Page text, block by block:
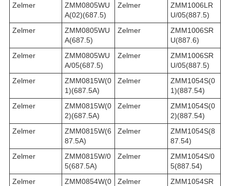
Zelmer
ZMM0805WU
A(02)(687.5)
Zelmer
ZMM1006LR
U/05(887.5)
Zelmer
ZMM0805WU
A(687.5)
Zelmer
ZMM1006SR
U(887.6)
Zelmer
ZMM0805WU
A/05(687.5)
Zelmer
ZMM1006SR
U/05(887.5)
Zelmer
ZMM0815W(0
1)(687.5A)
Zelmer
ZMM1054S(0
1)(887.54)
Zelmer
ZMM0815W(0
2)(687.5A)
Zelmer
ZMM1054S(0
2)(887.54)
Zelmer
ZMM0815W(6
87.5A)
Zelmer
ZMM1054S(8
87.54)
Zelmer
ZMM0815W/0
5(687.5A)
Zelmer
ZMM1054S/0
5(887.54)
Zelmer
ZMM0854W(0
Zelmer
ZMM1054SR